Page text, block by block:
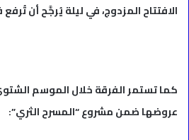
الافتتاح المزدوج، في ليلة يُرجَّح أن
كما تستمر الفرقة خلال الموسم
عروضها ضمن مشروع “المسرح الثري”: